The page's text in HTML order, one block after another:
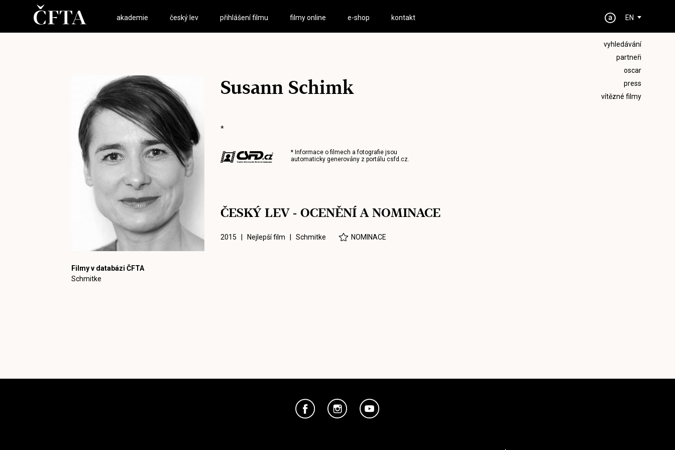
akademie český lev přihlášení filmu filmy online e-shop kontakt EN
vyhledávání
partneři
oscar
press
vítězné filmy
Filmy v databázi ČFTA
Schmitke
Susann Schimk
*
* Informace o filmech a fotografie jsou
automaticky generovány z portálu csfd.cz.
ČESKÝ LEV - OCENĚNÍ A NOMINACE
2015 | Nejlepší film | Schmitke NOMINACE